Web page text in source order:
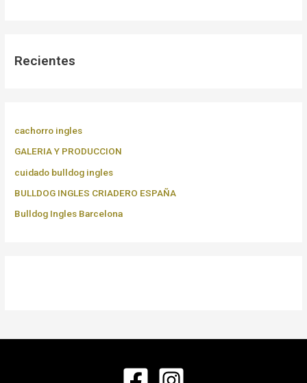
Recientes
cachorro ingles
GALERIA Y PRODUCCION
cuidado bulldog ingles
BULLDOG INGLES CRIADERO ESPAÑA
Bulldog Ingles Barcelona